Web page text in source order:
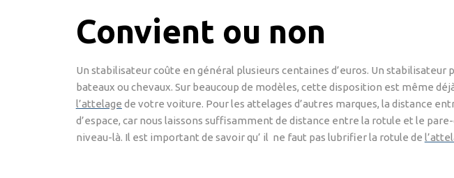
Convient ou non
Un stabilisateur coûte en général plusieurs centaines d’euros. Un
bateaux ou chevaux. Sur beaucoup de modèles, cette disposition est même
l’attelage de votre voiture. Pour les attelages d’autres marques, la distance
d’espace, car nous laissons suffisamment de distance entre la rotule et le
niveau-là. Il est important de savoir qu’ il ne faut pas lubrifier la rotule de